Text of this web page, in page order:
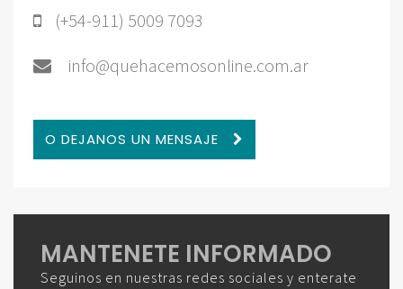
(+54-911) 5009 7093
info@quehacemosonline.com.ar
O DEJANOS UN MENSAJE
MANTENETE INFORMADO
Seguinos en nuestras redes sociales y enterate